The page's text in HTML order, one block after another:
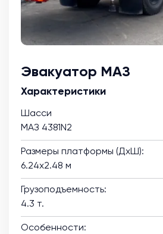
Эвакуатор МАЗ
Характеристики
Шасси
МАЗ 4381N2
Размеры платформы (ДхШ):
6.24х2.48 м
Грузоподъемность:
4.3 т.
Особенности: